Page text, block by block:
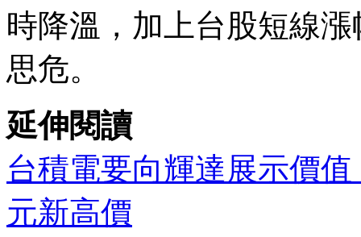
時降溫，加上台股短線
思危。
延伸閱讀
台積電要向輝達展示價
元新高價